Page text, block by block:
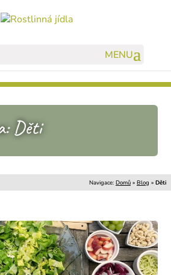
Děti
Navigace: Domů » Blog » Děti